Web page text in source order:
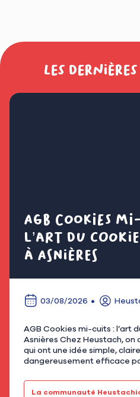
Les
AGB Cookies
l’art du
à Asnières
03/08/2026
AGB Cookies mi-cuits : l’art
Asnières Chez Heustach, on aime les commerces
qui ont une idée simple,
dangereusement efficace
installé au 21 rue de Bretagne
La communauté